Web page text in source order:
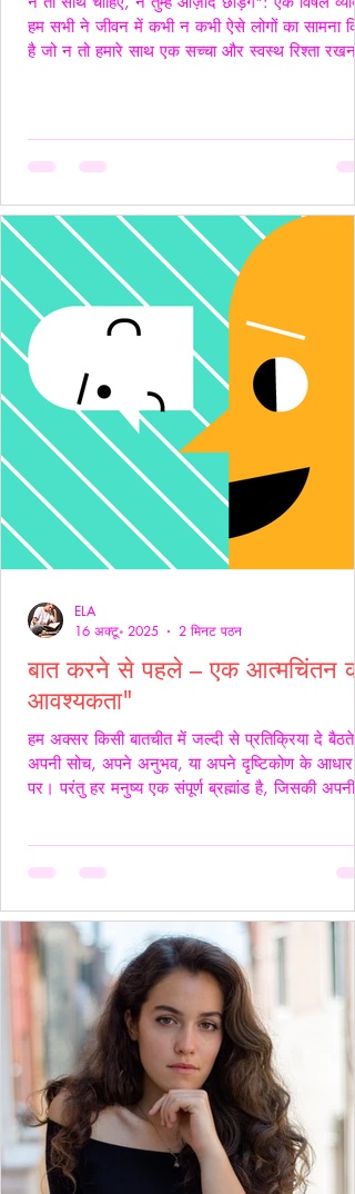
हम सभी ने जीवन में कभी न कभी ऐसे लोगों का सामना
है जो न तो हमारे साथ एक सच्चा और स्वस्थ रिश्ता रखना
अक्सर "Toxic", यानी विषैले व्यवहार के उदाहरण होते हैं,
बात करने से पहले – एक आत्मचिंतन की
आवश्यकता"
हम अक्सर किसी बातचीत में जल्दी से प्रतिक्रिया दे बैठते
अपनी सोच, अपने अनुभव, या अपने दृष्टिकोण के आधार
पर। परंतु हर मनुष्य एक संपूर्ण ब्रह्मांड है, जिसकी अपनी
केवल ध्वनियाँ नहीं होते; वे असर डालते हैं कभी सान्त्वना
हैं, कभी चोट। हर व्यक्ति की अपनी 'दुनिया' होती है हम
मानकर चलते हैं कि सामने वाला हमें उसी तरह
ELA
16 अक्टू॰ 2025
2 मिनट पठन